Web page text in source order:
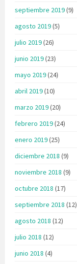
septiembre 2019(9)
agosto 2019(5)
julio 2019(26)
junio 2019(23)
mayo 2019(24)
abril 2019(10)
marzo 2019(20)
febrero 2019(24)
enero 2019(25)
diciembre 2018 (9)
noviembre 2018 (9)
octubre 2018 (17)
septiembre 2018 (12)
agosto 2018 (12)
julio 2018 (12)
junio 2018 (4)